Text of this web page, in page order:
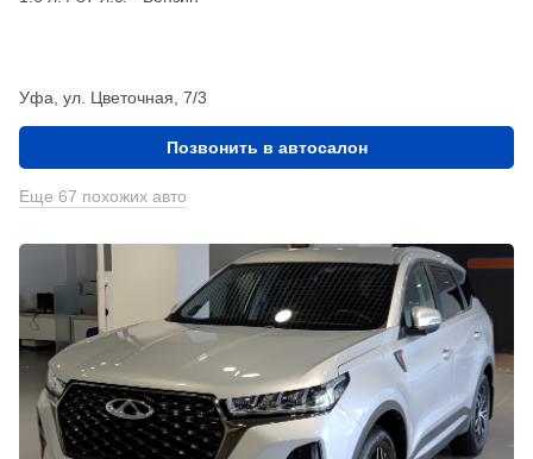
Уфа, ул. Цветочная, 7/3
Позвонить в автосалон
Еще 67 похожих авто